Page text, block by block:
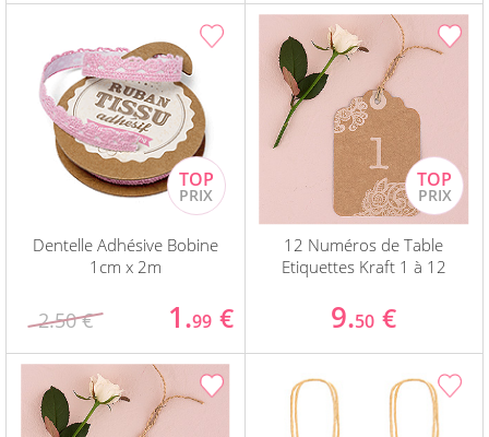
Dentelle Adhésive Bobine
1cm x 2m
2.50 € 1.99 €
12 Numéros de Table
Etiquettes Kraft 1 à 12
9.50 €